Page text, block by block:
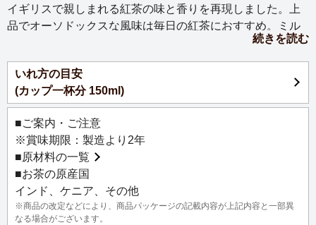
イギリスで親しまれる紅茶の味と香りを再現しました。上
品でオーソドックスな風味は毎日の紅茶におすすめ。ミル
紅茶文化が根付くイギリスで親しまれている紅茶の風味を
ルピシア流に再現しました。イギリスで紅茶を入れる際の
条件(硬水)に着目し、日本の条件(軟水)に合わせて味わいを
作り上げたこだわりのブレンドです。（浸出した）お茶の
色が深く、渋みが少なく、コクのある味わいはミルクティ
ーにもぴったりです。イギリスで一日に何度も飲まれる紅
茶のように、朝食やアフタヌーンティーなど、シーンを選
ばずに気軽に美味しくいただける、いつもそばに置いてお
きたくなる紅茶です。
続きを読む
いれ方の目安
(カップ一杯分 150ml)
■ご案内・ご注意
※賞味期限：製造より2年
■原材料の一覧
■お茶の原産国
インド、ケニア、その他
※商品の改定などにより、商品パッケージの記載内容が上記内容と一部異
なる場合がございます。